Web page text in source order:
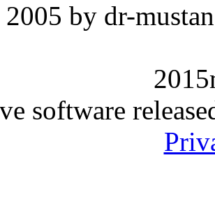
2005 by dr-
software